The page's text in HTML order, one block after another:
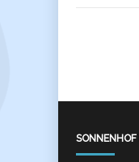
SONNENHOF